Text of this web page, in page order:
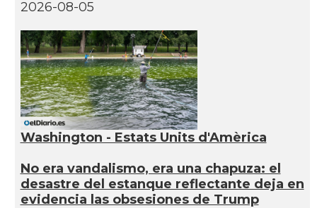
2026-08-05
Washington - Estats Units d'Amèrica
No era vandalismo, era una chapuza: el
desastre del estanque reflectante deja en
evidencia las obsesiones de Trump